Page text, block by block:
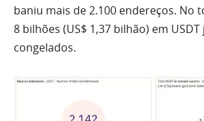
baniu mais de 2.100 endereços. No
8 bilhões (US$ 1,37 bilhão) em
congelados.